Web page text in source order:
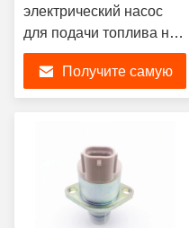
электрический насос
для подачи топлива на
автомобильный
ограничитель
1110010018 сброса
Получите самую